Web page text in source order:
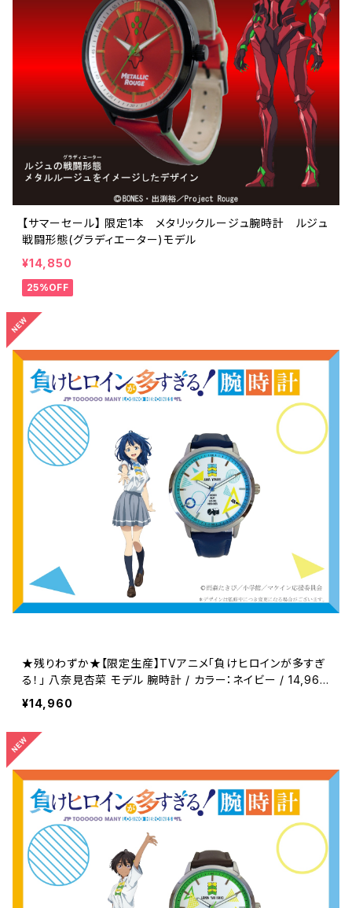
【サマーセール】 限定1本 メタリックルージュ腕時計 ルジュ
戦闘形態(グラディエーター)モデル
¥14,850
25%OFF
★残りわずか★【限定生産】TVアニメ「負けヒロインが多すぎ
る！」 八奈見杏菜 モデル 腕時計 / カラー：ネイビー / 14,960
円(税込)
¥14,960